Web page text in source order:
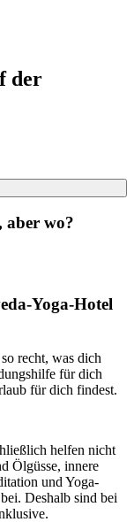
der
aber wo?
Yoga-Hotel
recht, was dich
für dich
für dich findest.
helfen nicht
Ölgüsse, innere
und Yoga-
Deshalb sind bei